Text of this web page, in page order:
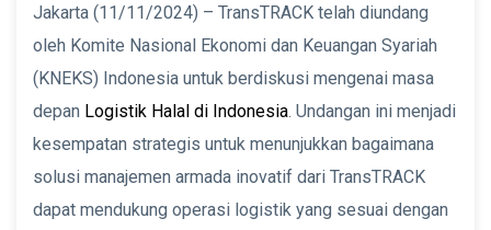
Jakarta (11/11/2024) – TransTRACK telah diundang
oleh Komite Nasional Ekonomi dan Keuangan Syariah
(KNEKS) Indonesia untuk berdiskusi mengenai masa
depan Logistik Halal di Indonesia. Undangan ini menjadi
kesempatan strategis untuk menunjukkan bagaimana
solusi manajemen armada inovatif dari TransTRACK
dapat mendukung operasi logistik yang sesuai dengan